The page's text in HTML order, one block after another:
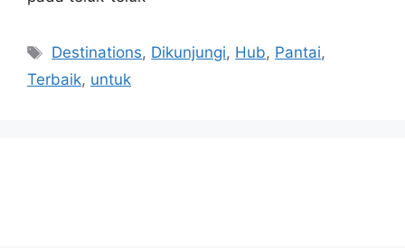
Tags
Destinations, Dikunjungi, Hub, Pantai,
Terbaik, untuk